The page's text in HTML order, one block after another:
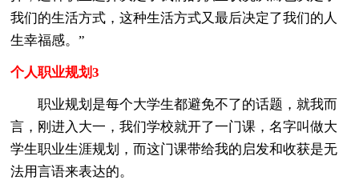
我们的生活方式，这种生活方式又最后决定了我们的人
生幸福感。”
个人职业规划3
职业规划是每个大学生都避免不了的话题，就我而
言，刚进入大一，我们学校就开了一门课，名字叫做大
学生职业生涯规划，而这门课带给我的启发和收获是无
法用言语来表达的。